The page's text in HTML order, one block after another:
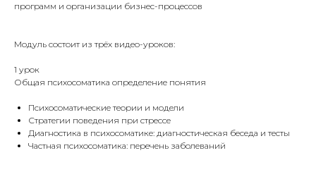
программ и организации бизнес-процессов
Модуль состоит из трёх видео-уроков:
1 урок
Общая психосоматика определение понятия
Психосоматические теории и модели
Стратегии поведения при стрессе
Диагностика в психосоматике: диагностическая беседа и тесты
Частная психосоматика: перечень заболеваний